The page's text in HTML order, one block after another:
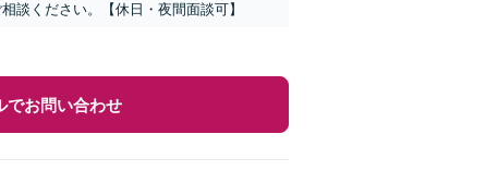
談ください。【休日・夜間面談可】
でお問い合わせ